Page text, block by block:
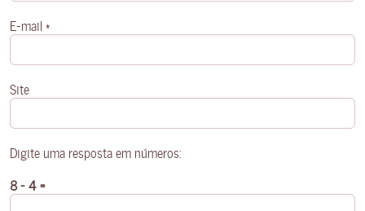
E-mail *
Site
Digite uma resposta em números:
8 − 4 =